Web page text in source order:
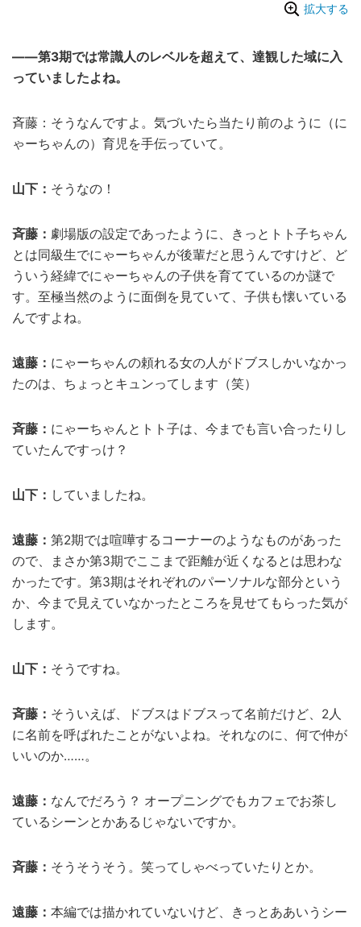
拡大する
――第3期では常識人のレベルを超えて、達観した域に入
っていましたよね。
斉藤：そうなんですよ。気づいたら当たり前のように（に
ゃーちゃんの）育児を手伝っていて。
山下： そうなの！
斉藤： 劇場版の設定であったように、きっとトト子ちゃん
とは同級生でにゃーちゃんが後輩だと思うんですけど、ど
ういう経緯でにゃーちゃんの子供を育てているのか謎で
す。至極当然のように面倒を見ていて、子供も懐いている
んですよね。
遠藤： にゃーちゃんの頼れる女の人がドブスしかいなかっ
たのは、ちょっとキュンってします（笑）
斉藤： にゃーちゃんとトト子は、今までも言い合ったりし
ていたんですっけ？
山下： していましたね。
遠藤： 第2期では喧嘩するコーナーのようなものがあった
ので、まさか第3期でここまで距離が近くなるとは思わな
かったです。第3期はそれぞれのパーソナルな部分という
か、今まで見えていなかったところを見せてもらった気が
します。
山下： そうですね。
斉藤： そういえば、ドブスはドブスって名前だけど、2人
に名前を呼ばれたことがないよね。それなのに、何で仲が
いいのか……。
遠藤： なんでだろう？ オープニングでもカフェでお茶し
ているシーンとかあるじゃないですか。
斉藤： そうそうそう。笑ってしゃべっていたりとか。
遠藤： 本編では描かれていないけど、きっとああいうシー